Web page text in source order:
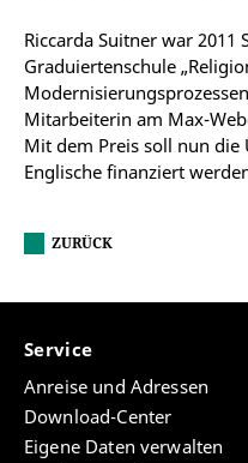
Riccarda Suitner war 2011
Graduiertenschule
Mitarbeiterin am Max-
Mit dem Preis soll nun die
Englische finanziert
ZURÜCK
Service
Anreise und Adressen
Download-Center
Eigene Daten verwalten